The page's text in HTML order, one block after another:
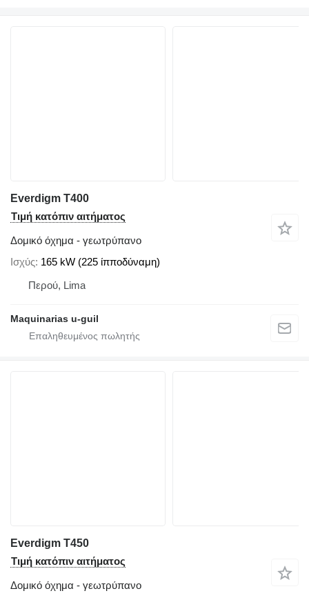
Everdigm T400
Τιμή κατόπιν αιτήματος
Δομικό όχημα - γεωτρύπανο
Ισχύς 165 kW (225 ίπποδύναμη)
Περού, Lima
Maquinarias u-guil
Everdigm T450
Τιμή κατόπιν αιτήματος
Δομικό όχημα - γεωτρύπανο